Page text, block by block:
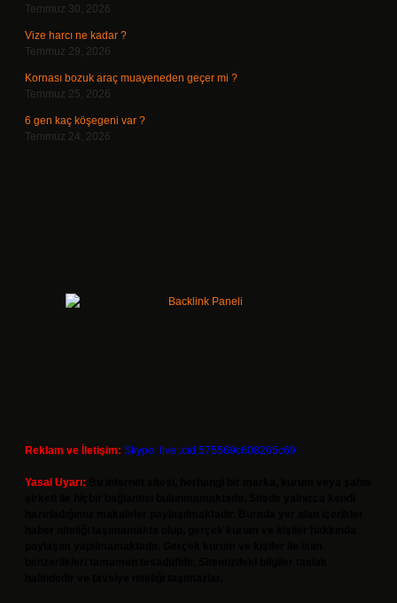
Temmuz 30, 2026
Vize harcı ne kadar ?
Temmuz 29, 2026
Kornası bozuk araç muayeneden geçer mi ?
Temmuz 25, 2026
6 gen kaç köşegeni var ?
Temmuz 24, 2026
Reklam ve İletişim: Skype: live:.cid.575569c608265c69
Yasal Uyarı: